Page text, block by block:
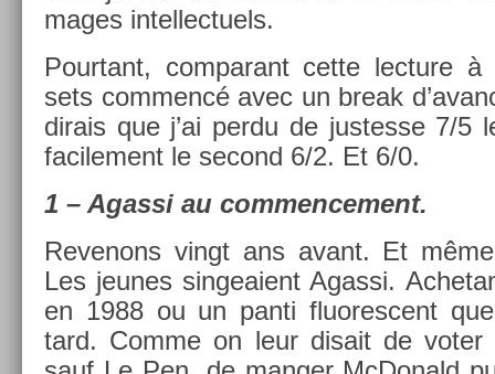
mages in­tel­lectuels.
Pour­tant, com­parant cette lec­ture
sets com­mencé avec un break
di­rais que j’ai perdu de just­es­se 7/5
facile­ment le second 6/2. Et 6/0.
1 – Agas­si au com­men­ce­ment.
Re­venons vingt ans avant. Et
Les jeunes sin­geaient Agas­si.
en 1988 ou un panti fluores­cent
tard. Comme on leur dis­ait de voter